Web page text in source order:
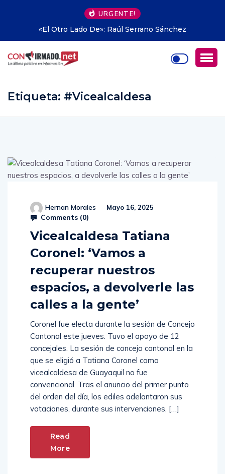
URGENTE!
Propiedad privada en Argentina: hasta
avanzar Milei
Etiqueta: #Vicealcaldesa
Hernan Morales Mayo 16, 2025
Comments (0)
Vicealcaldesa Tatiana
Coronel: ‘Vamos a
recuperar nuestros
espacios, a devolverle las
calles a la gente’
Coronel fue electa durante la sesión de Concejo
Cantonal este jueves. Tuvo el apoyo de 12
concejales. La sesión de concejo cantonal en la
que se eligió a Tatiana Coronel como
vicealcaldesa de Guayaquil no fue
convencional. Tras el anuncio del primer punto
del orden del día, los ediles adelantaron sus
votaciones, durante sus intervenciones, […]
Read
More